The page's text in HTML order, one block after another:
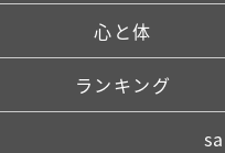
心と体
ランキング